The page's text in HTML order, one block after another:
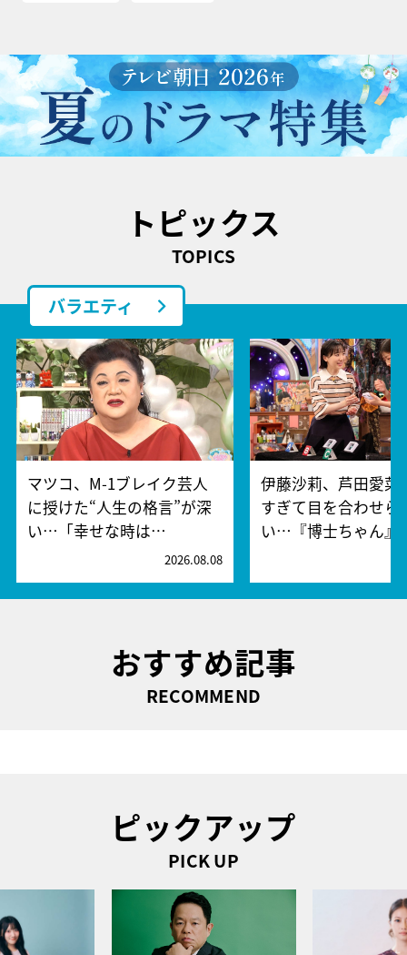
トピックス
TOPICS
バラエティ
マツコ、M-1ブレイク芸人
に授けた“人生の格言”が深
い…「幸せな時は…
2026.08.08
伊藤沙莉、芦田愛菜
すぎて目を合わせら
い…『博士ちゃん
おすすめ記事
RECOMMEND
ピックアップ
PICK UP